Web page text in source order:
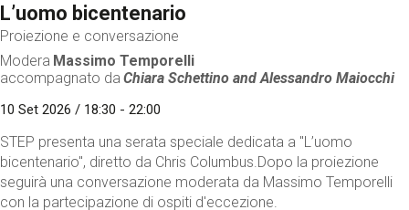
L’uomo bicentenario
Proiezione e conversazione
Modera Massimo Temporelli
accompagnato da Chiara Schettino andAlessandro Maiocchi
10 Set 2026 / 18:30 - 22:00
STEP presenta una serata speciale dedicata a "L’uomo
bicentenario", diretto da Chris Columbus.Dopo la proiezione
seguirà una conversazione moderata da Massimo Temporelli
con la partecipazione di ospiti d'eccezione.